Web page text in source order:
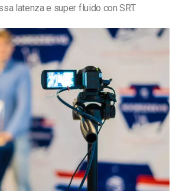
latenza e super fluido con SRT.